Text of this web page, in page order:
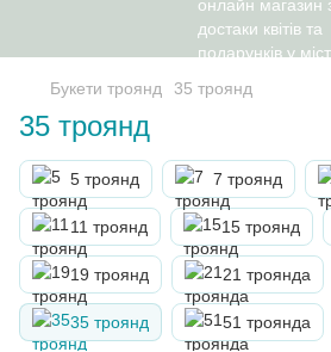
Букети троянд 35 троянд
35 троянд
5 троянд 7 троянд
11 троянд 15 троянд
19 троянд 21 троянда
35 троянд 51 троянда